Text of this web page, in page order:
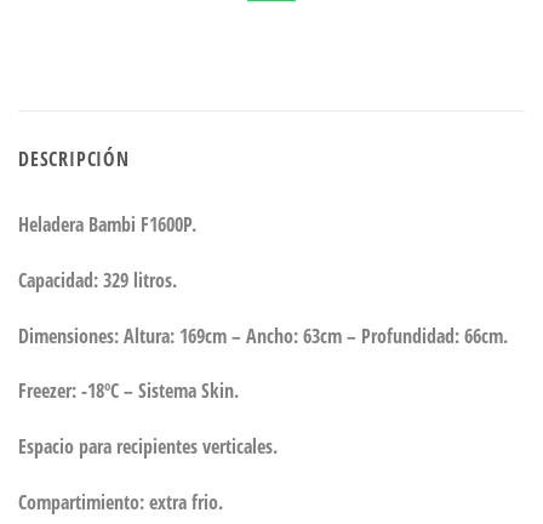
DESCRIPCIÓN
Heladera Bambi F1600P.
Capacidad: 329 litros.
Dimensiones: Altura: 169cm – Ancho: 63cm – Profundidad: 66cm.
Freezer: -18ºC – Sistema Skin.
Espacio para recipientes verticales.
Compartimiento: extra frio.